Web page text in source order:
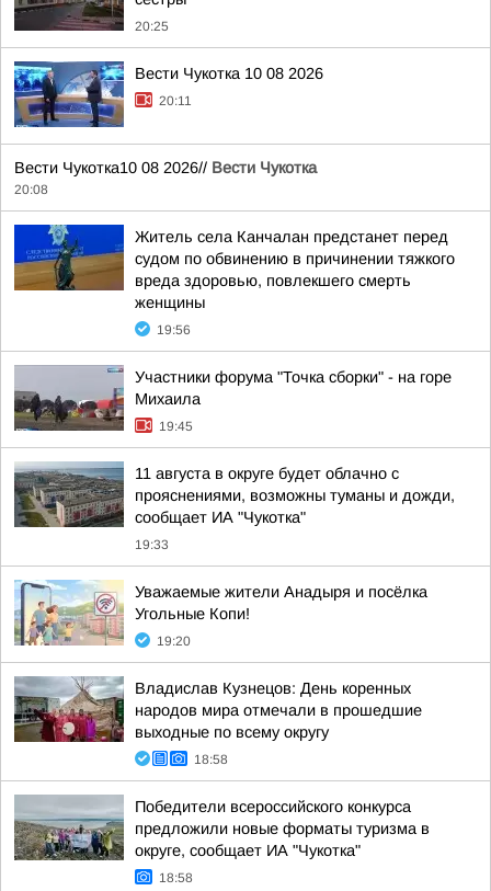
20:25
Вести Чукотка 10 08 2026
20:11
Вести Чукотка10 08 2026// Вести Чукотка
20:08
Житель села Канчалан предстанет перед
судом по обвинению в причинении тяжкого
вреда здоровью, повлекшего смерть
женщины
19:56
Участники форума "Точка сборки" - на горе
Михаила
19:45
11 августа в округе будет облачно с
прояснениями, возможны туманы и дожди,
сообщает ИА "Чукотка"
19:33
Уважаемые жители Анадыря и посёлка
Угольные Копи!
19:20
Владислав Кузнецов: День коренных
народов мира отмечали в прошедшие
выходные по всему округу
18:58
Победители всероссийского конкурса
предложили новые форматы туризма в
округе, сообщает ИА "Чукотка"
18:58